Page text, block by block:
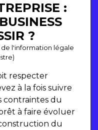
:
?
de l'information légale
respecter
à la fois suivre
contraintes du
à faire évoluer
du